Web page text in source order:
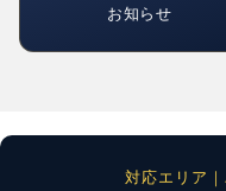
お知らせ
対応エリア